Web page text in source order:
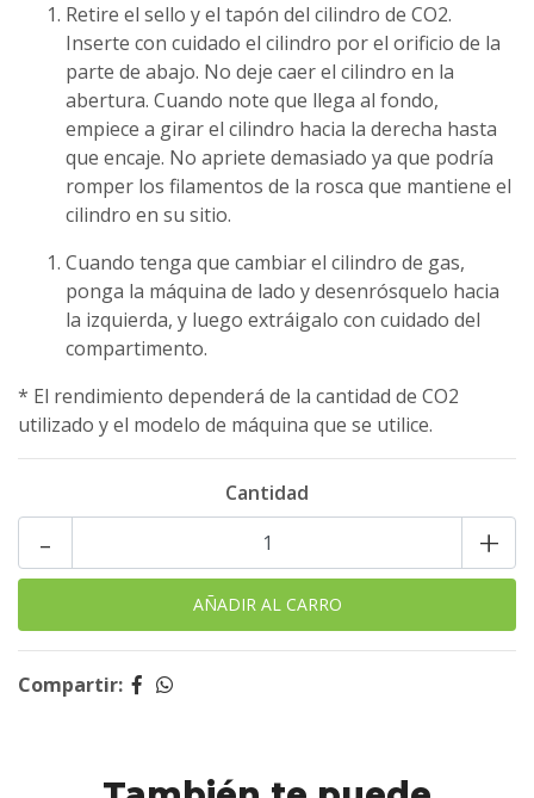
Retire el sello y el tapón del cilindro de CO2.
Inserte con cuidado el cilindro por el orificio de la
parte de abajo. No deje caer el cilindro en la
abertura. Cuando note que llega al fondo,
empiece a girar el cilindro hacia la derecha hasta
que encaje. No apriete demasiado ya que podría
romper los filamentos de la rosca que mantiene el
cilindro en su sitio.
Cuando tenga que cambiar el cilindro de gas,
ponga la máquina de lado y desenrósquelo hacia
la izquierda, y luego extráigalo con cuidado del
compartimento.
* El rendimiento dependerá de la cantidad de CO2
utilizado y el modelo de máquina que se utilice.
Cantidad
+
-
Compartir: